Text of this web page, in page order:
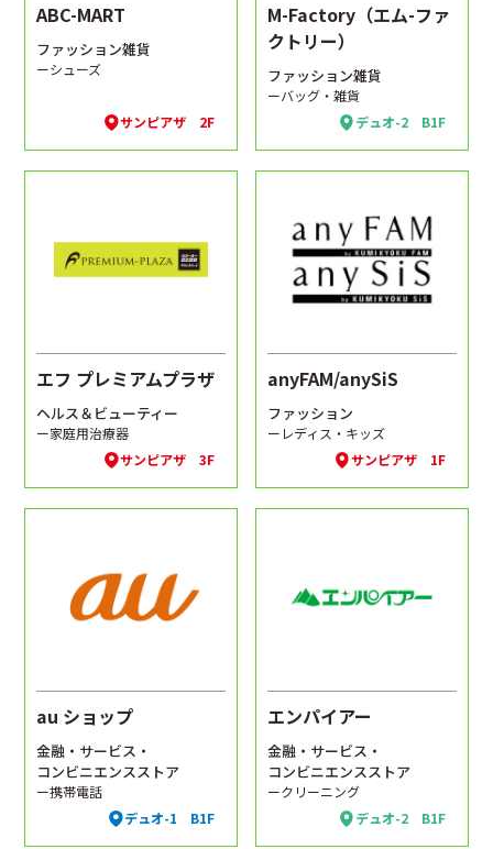
ABC-MART
ファッション雑貨
ーシューズ
サンピアザ 2F
M-Factory（エム-ファ
クトリー）
ファッション雑貨
ーバッグ・雑貨
デュオ-2 B1F
エフ プレミアムプラザ
ヘルス＆ビューティー
ー家庭用治療器
サンピアザ 3F
anyFAM/anySiS
ファッション
ーレディス・キッズ
サンピアザ 1F
au ショップ
金融・サービス・
コンビニエンスストア
ー携帯電話
デュオ-1 B1F
エンパイアー
金融・サービス・
コンビニエンスストア
ークリーニング
デュオ-2 B1F